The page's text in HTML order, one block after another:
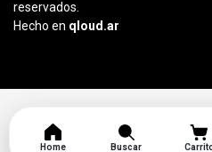
reservados.
Hecho en qloud.ar
Home Buscar